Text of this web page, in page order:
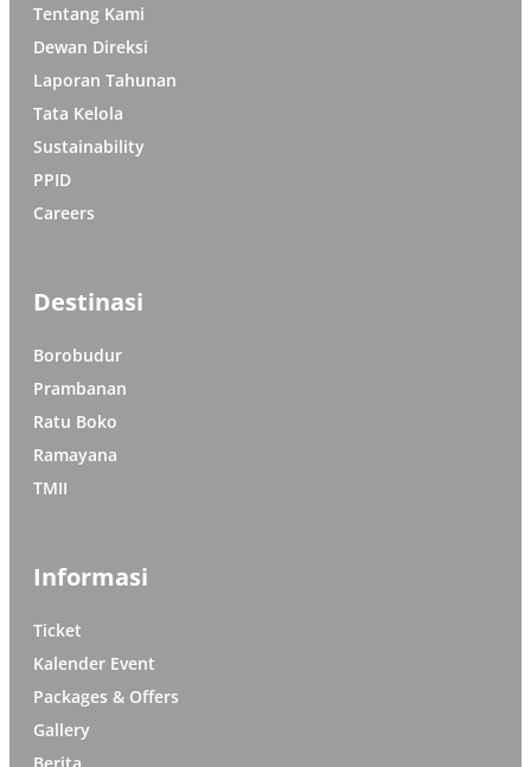
Tentang Kami
Dewan Direksi
Laporan Tahunan
Tata Kelola
Sustainability
PPID
Careers
Destinasi
Borobudur
Prambanan
Ratu Boko
Ramayana
TMII
Informasi
Ticket
Kalender Event
Packages & Offers
Gallery